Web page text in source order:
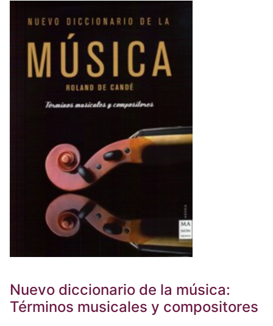
Nuevo diccionario de la música:
Términos musicales y compositores